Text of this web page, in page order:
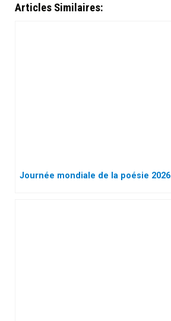
Articles Similaires:
Journée mondiale de la poésie 2026